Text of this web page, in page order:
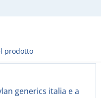
prodotto
generics italia e a